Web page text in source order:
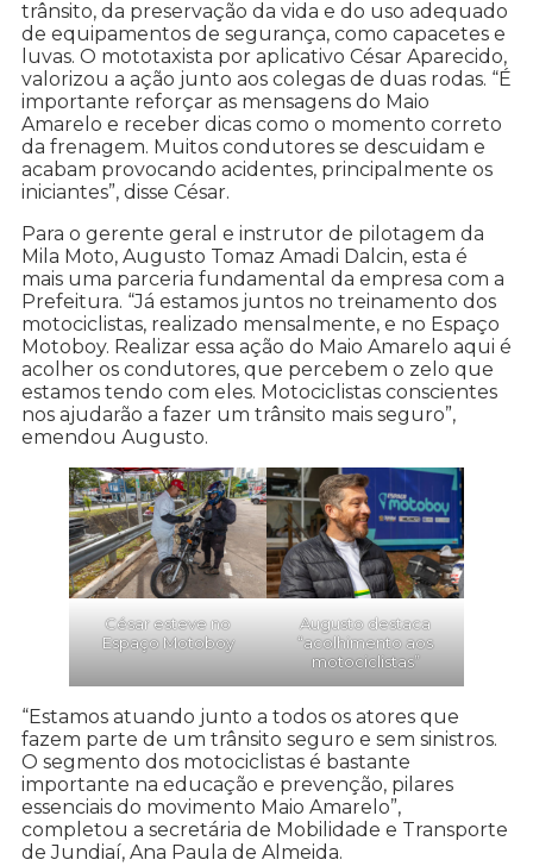
trânsito, da preservação da vida e do uso adequado
de equipamentos de segurança, como capacetes e
luvas. O mototaxista por aplicativo César Aparecido,
valorizou a ação junto aos colegas de duas rodas. “É
importante reforçar as mensagens do Maio
Amarelo e receber dicas como o momento correto
da frenagem. Muitos condutores se descuidam e
acabam provocando acidentes, principalmente os
iniciantes”, disse César.
Para o gerente geral e instrutor de pilotagem da
Mila Moto, Augusto Tomaz Amadi Dalcin, esta é
mais uma parceria fundamental da empresa com a
Prefeitura. “Já estamos juntos no treinamento dos
motociclistas, realizado mensalmente, e no Espaço
Motoboy. Realizar essa ação do Maio Amarelo aqui é
acolher os condutores, que percebem o zelo que
estamos tendo com eles. Motociclistas conscientes
nos ajudarão a fazer um trânsito mais seguro”,
emendou Augusto.
César esteve no
Espaço Motoboy
Augusto destaca
“acolhimento aos
motociclistas”
“Estamos atuando junto a todos os atores que
fazem parte de um trânsito seguro e sem sinistros.
O segmento dos motociclistas é bastante
importante na educação e prevenção, pilares
essenciais do movimento Maio Amarelo”,
completou a secretária de Mobilidade e Transporte
de Jundiaí, Ana Paula de Almeida.